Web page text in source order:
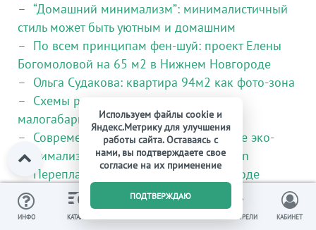
“Домашний минимализм”: минималистичный
стиль может быть уютным и домашним
По всем принципам фен-шуй: проект Елены
Богомоловой на 65 м2 в Нижнем Новгороде
Ольга Судакова: квартира 94м2 как фото-зона
Схемы размещения кровати в
малогабаритной спальне
Современный интерьер офиса в стиле эко-
минимализм: проект студии Make Design
Перепланировка квартиры в пригороде
Белгорода: 140м2 для мамы-любительницы
пастельных тонов и мужественного сына-
ИНФО КАТАЛОГ
0
ВЫ СМОТРЕЛИ КАБИНЕТ
Используем файлы cookie и
Яндекс.Метрику для улучшения
работы сайта. Оставаясь с
нами, вы подтверждаете свое
согласие на их применение
ПОДТВЕРЖДАЮ